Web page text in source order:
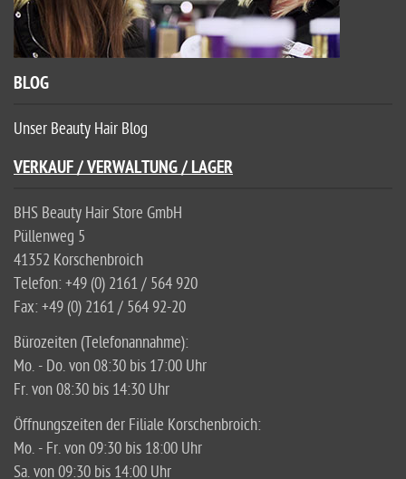
BLOG
Unser Beauty Hair Blog
VERKAUF / VERWALTUNG / LAGER
BHS Beauty Hair Store GmbH
Püllenweg 5
41352 Korschenbroich
Telefon: +49 (0) 2161 / 564 920
Fax: +49 (0) 2161 / 564 92-20
Bürozeiten (Telefonannahme):
Mo. - Do. von 08:30 bis 17:00 Uhr
Fr. von 08:30 bis 14:30 Uhr
Öffnungszeiten der Filiale Korschenbroich:
Mo. - Fr. von 09:30 bis 18:00 Uhr
Sa. von 09:30 bis 14:00 Uhr